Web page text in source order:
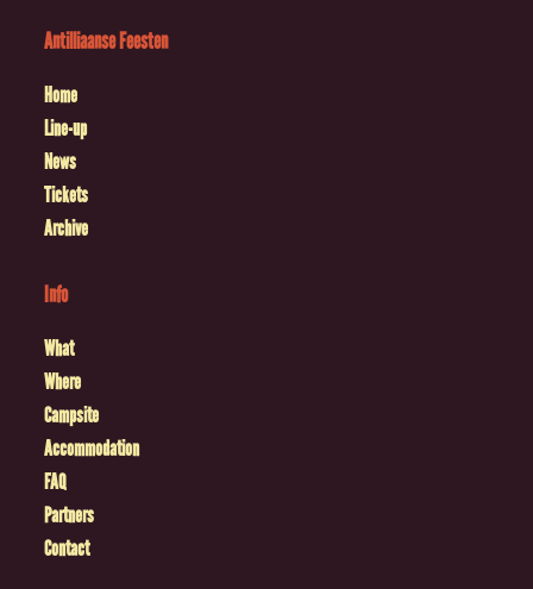
Antilliaanse Feesten
Home
Line-up
News
Tickets
Archive
Info
What
Where
Campsite
Accommodation
FAQ
Partners
Contact